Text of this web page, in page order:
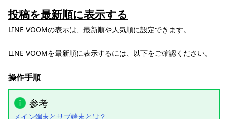
投稿を最新順に表示する
LINE VOOMの表示は、最新順や人気順に設定できます。
LINE VOOMを最新順に表示するには、以下をご確認ください。
操作手順
参考
メイン端末とサブ端末とは？